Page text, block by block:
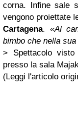
corna. Infine sale
vengono proiettate
Cartagena. «Al
bimbo che nella
> Spettacolo
presso la sala
(Leggi l'articolo